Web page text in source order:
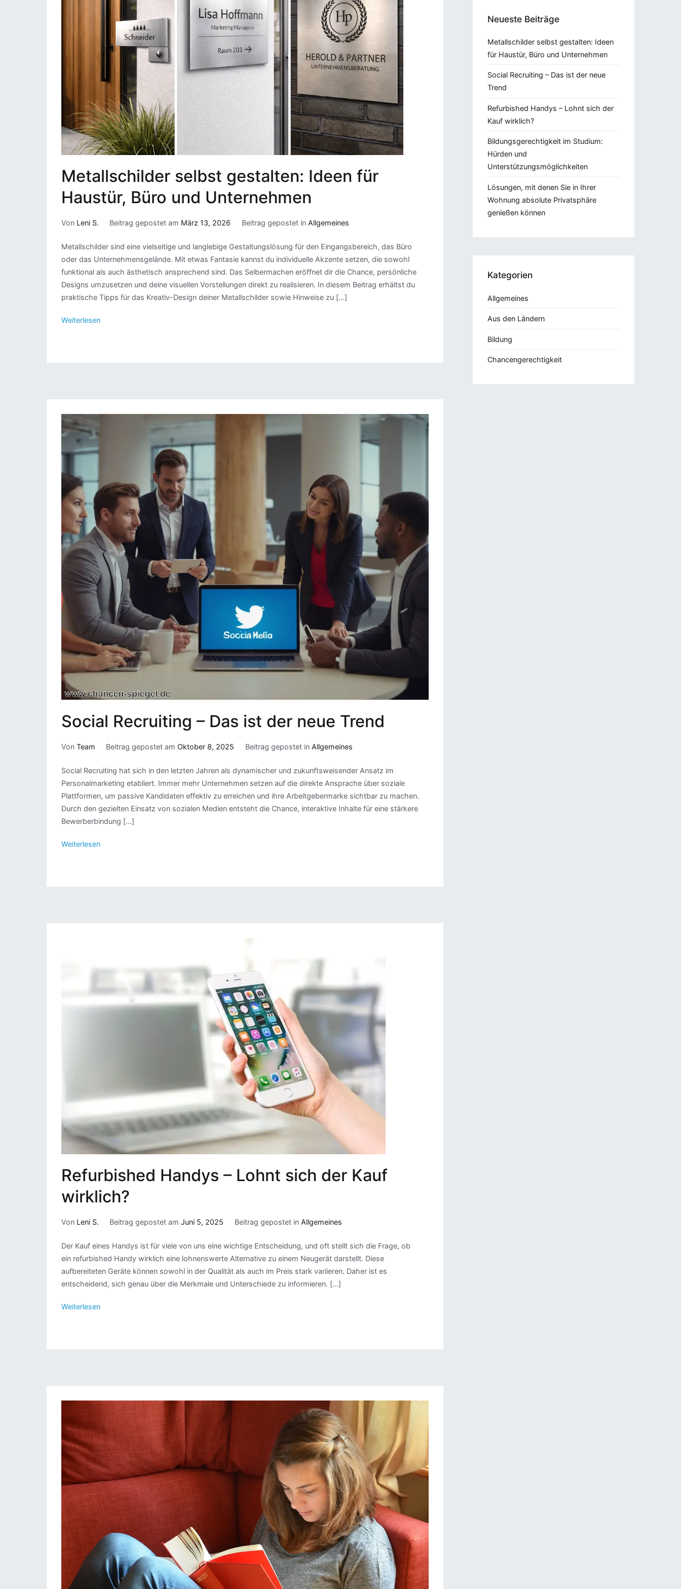
Metallschilder selbst gestalten: Ideen für
Haustür, Büro und Unternehmen
Von Leni S. Beitrag gepostet am März 13, 2026 Beitrag gepostet in Allgemeines
Metallschilder sind eine vielseitige und langlebige Gestaltungslösung für den Eingangsbereich, das Büro
oder das Unternehmensgelände. Mit etwas Fantasie kannst du individuelle Akzente setzen, die sowohl
funktional als auch ästhetisch ansprechend sind. Das Selbermachen eröffnet dir die Chance, persönliche
Designs umzusetzen und deine visuellen Vorstellungen direkt zu realisieren. In diesem Beitrag erhältst du
praktische Tipps für das Kreativ-Design deiner Metallschilder sowie Hinweise zu […]
Weiterlesen
Social Recruiting – Das ist der neue Trend
Von Team Beitrag gepostet amOktober 8, 2025 Beitrag gepostet in Allgemeines
Social Recruiting hat sich in den letzten Jahren als dynamischer und zukunftsweisender Ansatz im
Personalmarketing etabliert. Immer mehr Unternehmen setzen auf die direkte Ansprache über soziale
Plattformen, um passive Kandidaten effektiv zu erreichen und ihre Arbeitgebermarke sichtbar zu machen.
Durch den gezielten Einsatz von sozialen Medien entsteht die Chance, interaktive Inhalte für eine stärkere
Bewerberbindung […]
Weiterlesen
Refurbished Handys – Lohnt sich der Kauf
wirklich?
Von Leni S. Beitrag gepostet amJuni 5, 2025 Beitrag gepostet in Allgemeines
Der Kauf eines Handys ist für viele von uns eine wichtige Entscheidung, und oft stellt sich die Frage, ob
ein refurbished Handy wirklich eine lohnenswerte Alternative zu einem Neugerät darstellt. Diese
aufbereiteten Geräte können sowohl in der Qualität als auch im Preis stark variieren. Daher ist es
entscheidend, sich genau über die Merkmale und Unterschiede zu informieren. […]
Weiterlesen
Neueste Beiträge
Metallschilder selbst gestalten: Ideen
für Haustür, Büro und Unternehmen
Social Recruiting – Das ist der neue
Trend
Refurbished Handys – Lohnt sich der
Kauf wirklich?
Bildungsgerechtigkeit im Studium:
Hürden und
Unterstützungsmöglichkeiten
Lösungen, mit denen Sie in Ihrer
Wohnung absolute Privatsphäre
genießen können
Kategorien
Allgemeines
Aus den Ländern
Bildung
Chancengerechtigkeit